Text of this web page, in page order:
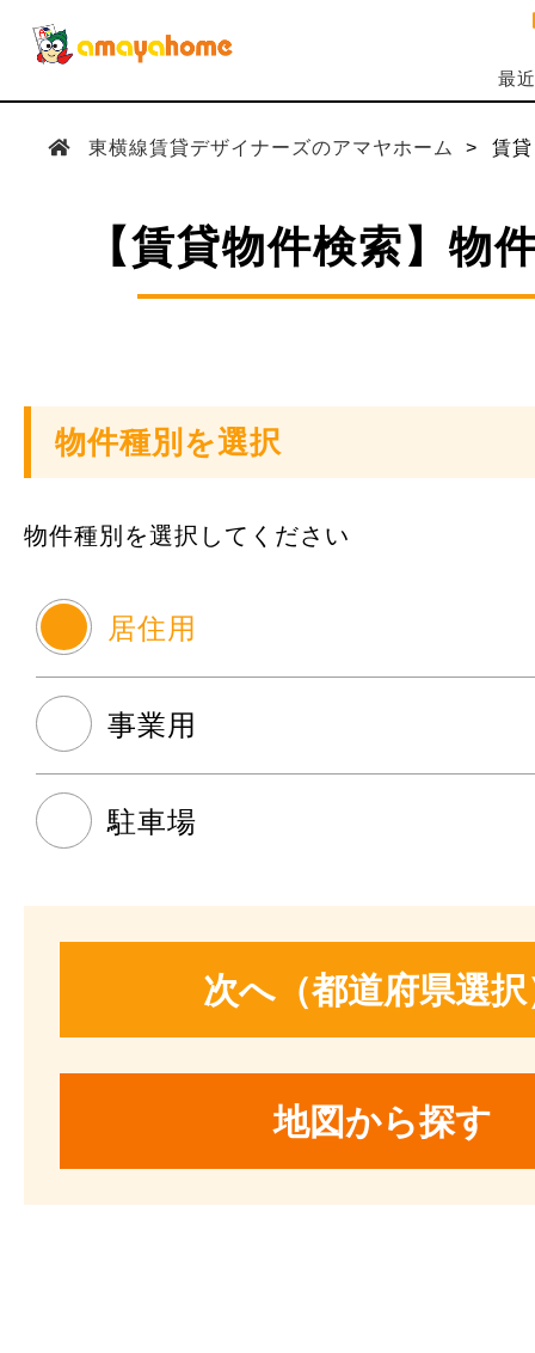
最
東横線賃貸デザイナーズのアマヤホーム 賃貸
【賃貸物件検索】物
物件種別を選択
物件種別を選択してください
居住用
事業用
駐車場